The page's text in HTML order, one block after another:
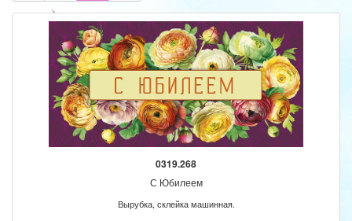
0319.268
С Юбилеем
Вырубка, склейка машинная.